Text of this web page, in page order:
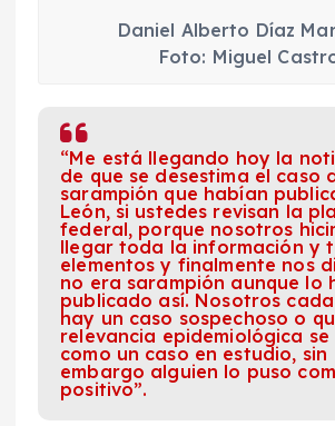
Daniel Alberto Díaz
Foto: Miguel
“Me está llegando hoy la
de que se desestima el caso
sarampión que habían
León, si ustedes revisan la
federal, porque nosotros
llegar toda la información y
elementos y finalmente nos
no era sarampión aunque lo
publicado así. Nosotros cada
hay un caso sospechoso o
relevancia epidemiológica se
como un caso en estudio, sin
embargo alguien lo puso
positivo”.